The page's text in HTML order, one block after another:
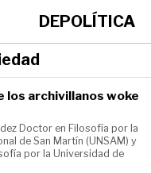
DEPOLÍTICA
los archivillanos woke
Doctor en Filosofía por la
de San Martín (UNSAM) y
por la Universidad de